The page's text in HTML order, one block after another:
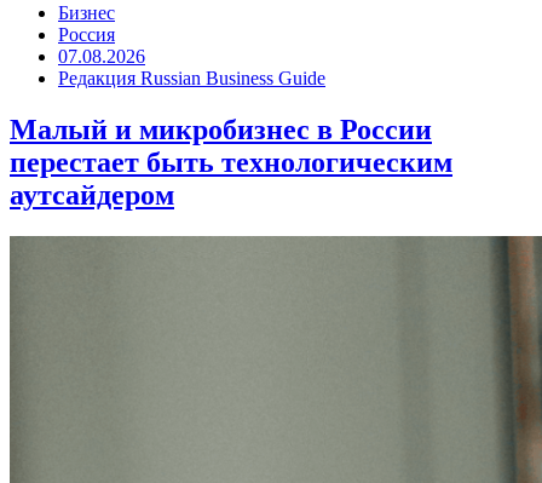
Бизнес
Россия
07.08.2026
Редакция Russian Business Guide
Малый и микробизнес в России
перестает быть технологическим
аутсайдером